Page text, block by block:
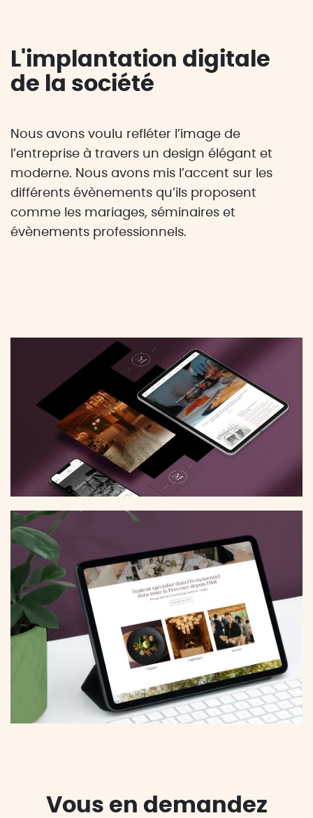
L'implantation digitale
de la société
Nous avons voulu refléter l’image de
l’entreprise à travers un design élégant et
moderne. Nous avons mis l’accent sur les
différents évènements qu’ils proposent
comme les mariages, séminaires et
évènements professionnels.
Vous en demandez